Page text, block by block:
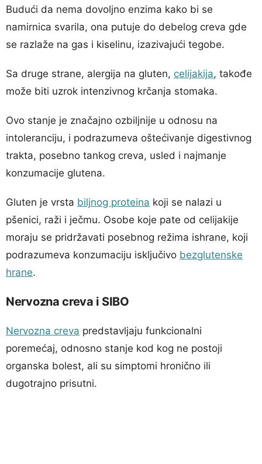
Budući da nema dovoljno enzima kako bi se
namirnica svarila, ona putuje do debelog creva gde
se razlaže na gas i kiselinu, izazivajući tegobe.
Sa druge strane, alergija na gluten, celijakija, takođe
može biti uzrok intenzivnog krčanja stomaka.
Ovo stanje je značajno ozbiljnije u odnosu na
intoleranciju, i podrazumeva oštećivanje digestivnog
trakta, posebno tankog creva, usled i najmanje
konzumacije glutena.
Gluten je vrsta biljnog proteina koji se nalazi u
pšenici, raži i ječmu. Osobe koje pate od celijakije
moraju se pridržavati posebnog režima ishrane, koji
podrazumeva konzumaciju isključivo bezglutenske
hrane.
Nervozna creva i SIBO
Nervozna creva predstavljaju funkcionalni
poremećaj, odnosno stanje kod kog ne postoji
organska bolest, ali su simptomi hronično ili
dugotrajno prisutni.